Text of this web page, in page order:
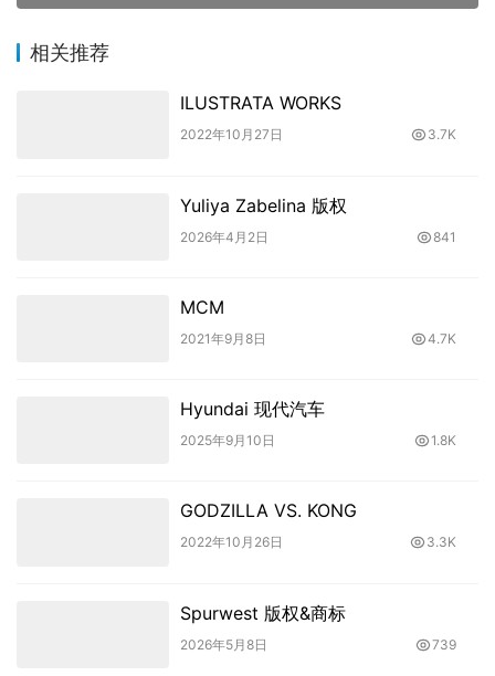
相关推荐
ILUSTRATA WORKS
2022年10月27日 3.7K
Yuliya Zabelina 版权
2026年4月2日 841
MCM
2021年9月8日 4.7K
Hyundai 现代汽车
2025年9月10日 1.8K
GODZILLA VS. KONG
2022年10月26日 3.3K
Spurwest 版权&商标
2026年5月8日 739